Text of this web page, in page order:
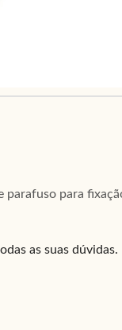
parafuso para
as suas dúvidas.